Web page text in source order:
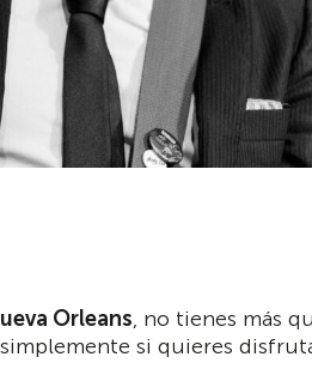
Orleans, no tienes más
si quieres